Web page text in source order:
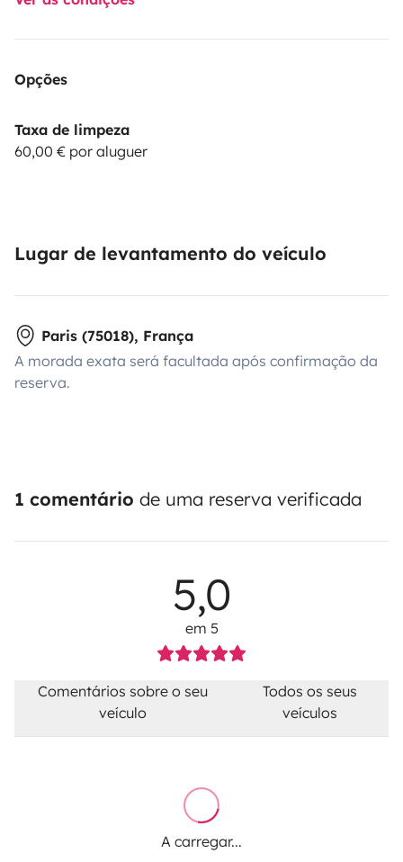
Opções
Taxa de limpeza
60,00 € por aluguer
Lugar de levantamento do veículo
Paris (75018), França
A morada exata será facultada após confirmação da
reserva.
1 comentário de uma reserva verificada
5,0
em 5
Comentários sobre o seu
veículo
Todos os seus
veículos
A carregar...